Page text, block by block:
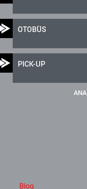
OTOBÜS
PICK-UP
Blog